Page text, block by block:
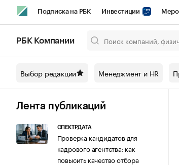
Подписка на РБК Инвестиции
Спецпроекты СПб Конференции СПб
Технологии и медиа Рынок
РБК Компании
Выбор редакции Менеджмент и HR
Лента публикаций
СПЕКТРДАТА
Проверка кандидатов для
кадрового агентства: как
повысить качество отбора